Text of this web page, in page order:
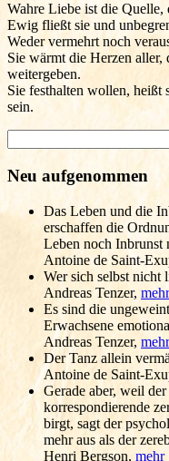
Wahre Liebe ist die
Ewig fließt sie und
Weder vermehrt noch
Sie wärmt die Herzen
weitergeben.
Sie festhalten wollen, heißt
sein.
nach:
Neu aufgenommen
Das Leben und die
erschaffen die
Leben noch Inbrunst
Antoine de Saint-
Wer sich selbst nicht
Andreas Tenzer,
Es sind die
Erwachsene
Andreas Tenzer,
Der Tanz allein
Antoine de Saint-
Gerade aber, weil
korrespondierende
birgt, sagt der
mehr aus als der
Henri Bergson,